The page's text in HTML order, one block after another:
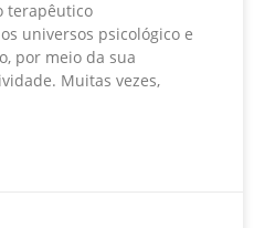
terapêutico
universos psicológico e
por meio da sua
Muitas vezes,